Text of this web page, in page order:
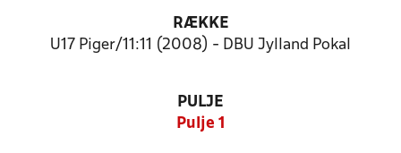
RÆKKE
U17 Piger/11:11 (2008) - DBU Jylland Pokal
PULJE
Pulje 1